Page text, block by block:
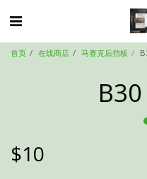
首页 在线商店 马赛克后挡板
$10